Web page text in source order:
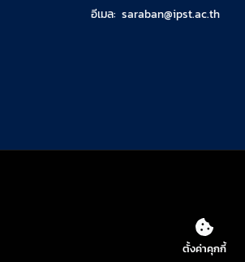
อีเมล: saraban@ipst.ac.th
ตั้งค่าคุกกี้